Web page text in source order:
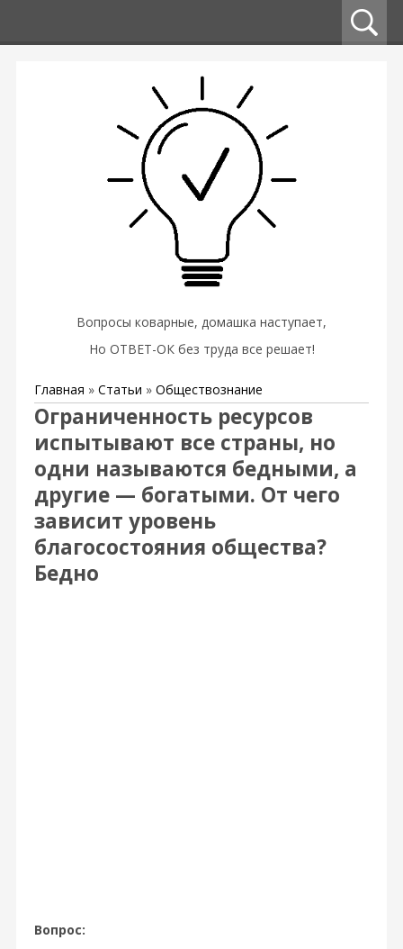
Вопросы коварные, домашка наступает,
Но ОТВЕТ-ОК без труда все решает!
Главная » Статьи » Обществознание
Ограниченность ресурсов
испытывают все страны, но
одни называются бедными, а
другие — богатыми. От чего
зависит уровень
благосостояния общества?
Бедно
Вопрос: